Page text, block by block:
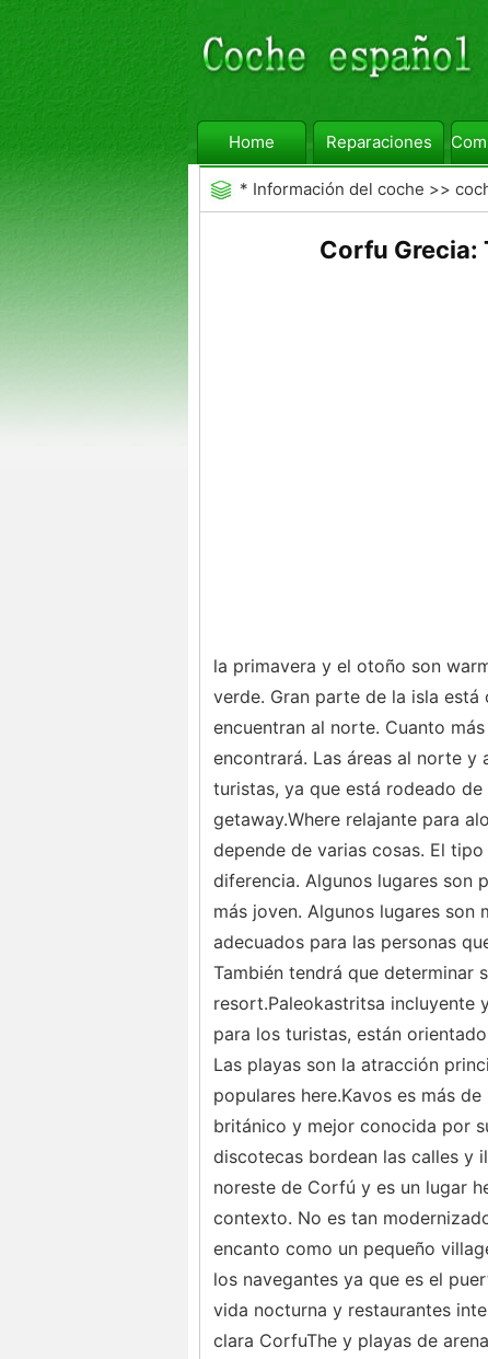
Home Reparaciones
* Información del coche >>
Corfu Grecia:
la primavera y el otoño son
verde. Gran parte de la isla
encuentran al norte. Cuanto
encontrará. Las áreas al norte y
turistas, ya que está rodeado
getaway.Where relajante para
depende de varias cosas. El
diferencia. Algunos lugares son
más joven. Algunos lugares son
adecuados para las personas
También tendrá que determinar
resort.Paleokastritsa incluyente
para los turistas, están
Las playas son la atracción
populares here.Kavos es más
británico y mejor conocida por
discotecas bordean las calles y
noreste de Corfú y es un lugar
contexto. No es tan
encanto como un pequeño
los navegantes ya que es el
vida nocturna y restaurantes
clara CorfuThe y playas de